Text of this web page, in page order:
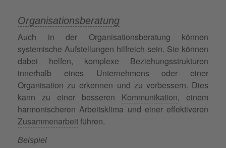
Organisationsberatung
Auch in der Organisationsberatung können
systemische Aufstellungen hilfreich sein. Sie können
dabei helfen, komplexe Beziehungsstrukturen
innerhalb eines Unternehmens oder einer
Organisation zu erkennen und zu verbessern. Dies
kann zu einer besseren Kommunikation, einem
harmonischeren Arbeitsklima und einer effektiveren
Zusammenarbeitführen.
Beispiel